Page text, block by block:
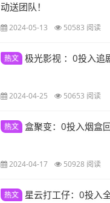
动送团队！
2024-05-13 50583 阅读
热文 极光影视 ：0投入追
2024-04-25 50653 阅读
热文 盒聚变：0投入烟盒
2024-04-17 50928 阅读
热文 星云打工仔：0投入